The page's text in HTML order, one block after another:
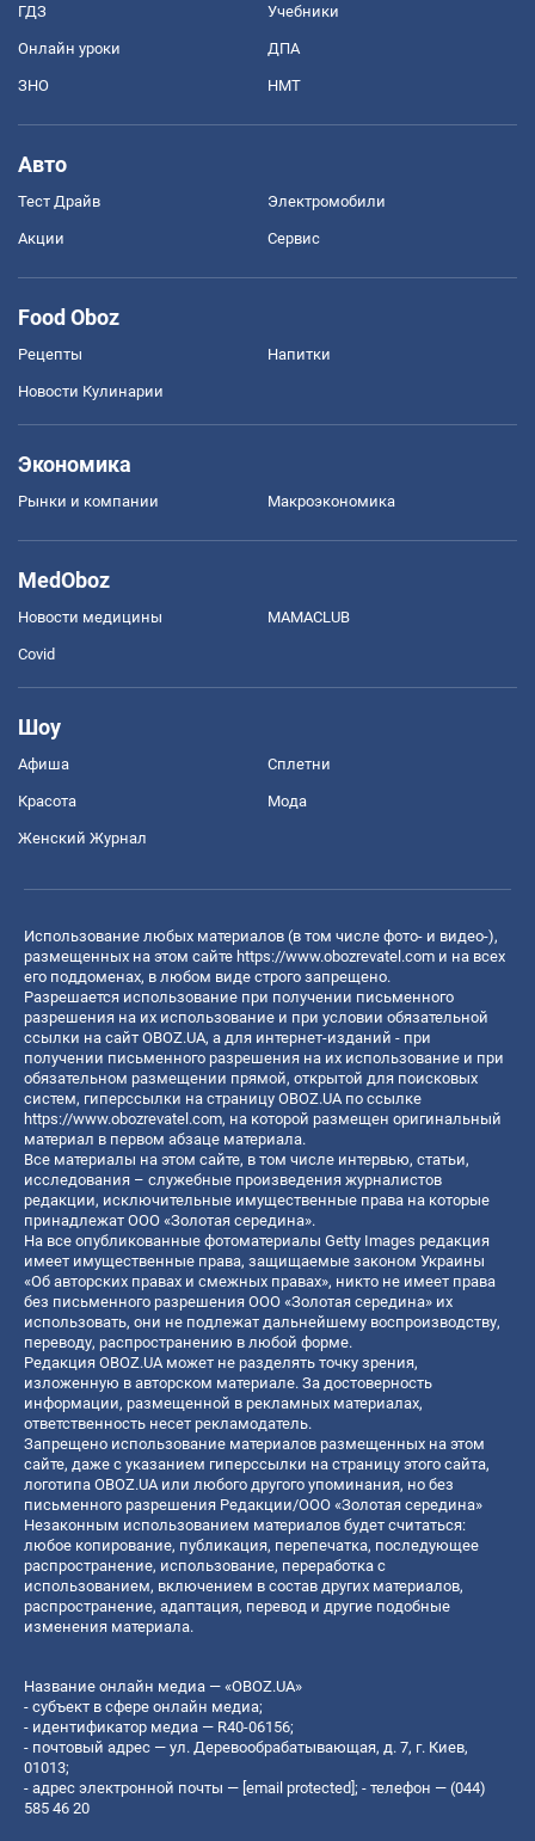
ГДЗ Учебники
Онлайн уроки ДПА
ЗНО НМТ
Авто
Тест Драйв Электромобили
Акции Сервис
Food Oboz
Рецепты Напитки
Новости Кулинарии
Экономика
Рынки и компании Mакроэкономика
MedOboz
Новости медицины MAMACLUB
Covid
Шоу
Афиша Сплетни
Красота Мода
Женский Журнал
Использование любых материалов (в том числе фото- и видео-),
размещенных на этом сайте https://www.obozrevatel.com и на всех
его поддоменах, в любом виде строго запрещено.
Разрешается использование при получении письменного
разрешения на их использование и при условии обязательной
ссылки на сайт OBOZ.UA, а для интернет-изданий - при
получении письменного разрешения на их использование и при
обязательном размещении прямой, открытой для поисковых
систем, гиперссылки на страницу OBOZ.UA по ссылке
https://www.obozrevatel.com, на которой размещен оригинальный
материал в первом абзаце материала.
Все материалы на этом сайте, в том числе интервью, статьи,
исследования – служебные произведения журналистов
редакции, исключительные имущественные права на которые
принадлежат ООО «Золотая середина».
На все опубликованные фотоматериалы Getty Images редакция
имеет имущественные права, защищаемые законом Украины
«Об авторских правах и смежных правах», никто не имеет права
без письменного разрешения ООО «Золотая середина» их
использовать, они не подлежат дальнейшему воспроизводству,
переводу, распространению в любой форме.
Редакция OBOZ.UA может не разделять точку зрения,
изложенную в авторском материале. За достоверность
информации, размещенной в рекламных материалах,
ответственность несет рекламодатель.
Запрещено использование материалов размещенных на этом
сайте, даже с указанием гиперссылки на страницу этого сайта,
логотипа OBOZ.UA или любого другого упоминания, но без
письменного разрешения Редакции/ООО «Золотая середина»
Незаконным использованием материалов будет считаться:
любое копирование, публикация, перепечатка, последующее
распространение, использование, переработка с
использованием, включением в состав других материалов,
распространение, адаптация, перевод и другие подобные
изменения материала.
Название онлайн медиа — «OBOZ.UA»
- субъект в сфере онлайн медиа;
- идентификатор медиа — R40-06156;
- почтовый адрес — ул. Деревообрабатывающая, д. 7, г. Киев,
01013;
- адрес электронной почты — [email protected] ; - телефон — (044)
585 46 20